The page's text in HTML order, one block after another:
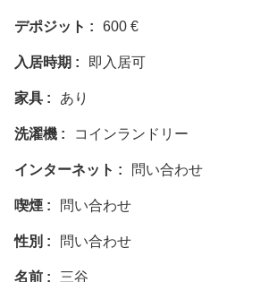
デポジット 600 €
入居時期 即入居可
家具 あり
洗濯機 コインランドリー
インターネット 問い合わせ
喫煙 問い合わせ
性別 問い合わせ
名前 三谷